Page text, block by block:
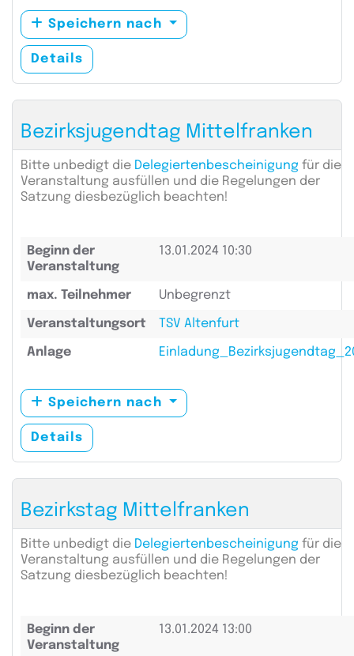
Speichern nach
Details
Bezirksjugendtag Mittelfranken
Bitte unbedigt die Delegiertenbescheinigung für die
Veranstaltung ausfüllen und die Regelungen der
Satzung diesbezüglich beachten!
Beginn der
Veranstaltung
13.01.2024 10:30
max. Teilnehmer Unbegrenzt
Veranstaltungsort TSV Altenfurt
Anlage
Speichern nach
Details
Bezirkstag Mittelfranken
Bitte unbedigt die Delegiertenbescheinigung für die
Veranstaltung ausfüllen und die Regelungen der
Satzung diesbezüglich beachten!
Beginn der
Veranstaltung
13.01.2024 13:00